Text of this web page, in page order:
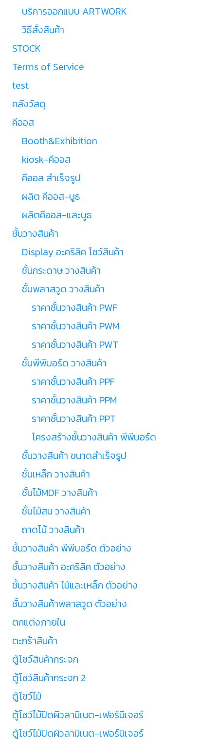
บริการออกแบบ ARTWORK
วิธีสั่งสินค้า
STOCK
Terms of Service
test
คลังวัสดุ
คีออส
Booth&Exhibition
kiosk-คีออส
คีออส สำเร็จรูป
ผลิต คีออส-บูธ
ผลิตคีออส-และบูธ
ชั้นวางสินค้า
Display อะคริลิค โชว์สินค้า
ชั้นกระดาษ วางสินค้า
ชั้นพลาสวูด วางสินค้า
ราคาชั้นวางสินค้า PWF
ราคาชั้นวางสินค้า PWM
ราคาชั้นวางสินค้า PWT
ชั้นพีพีบอร์ด วางสินค้า
ราคาชั้นวางสินค้า PPF
ราคาชั้นวางสินค้า PPM
ราคาชั้นวางสินค้า PPT
โครงสร้างชั้นวางสินค้า พีพีบอร์ด
ชั้นวางสินค้า ขนาดสำเร็จรูป
ชั้นเหล็ก วางสินค้า
ชั้นไม้MDF วางสินค้า
ชั้นไม้สน วางสินค้า
ถาดไม้ วางสินค้า
ชั้นวางสินค้า พีพีบอร์ด ตัวอย่าง
ชั้นวางสินค้า อะคริลิค ตัวอย่าง
ชั้นวางสินค้า ไม้และเหล็ก ตัวอย่าง
ชั้นวางสินค้าพลาสวูด ตัวอย่าง
ตกแต่งภายใน
ตะกร้าสินค้า
ตู้โชว์สินค้ากระจก
ตู้โชว์สินค้ากระจก 2
ตู้โชว์ไม้
ตู้โชว์ไม้ปิดผิวลามิเนต-เฟอร์นิเจอร์
ตู้โชว์ไม้ปิดผิวลามิเนต-เฟอร์นิเจอร์